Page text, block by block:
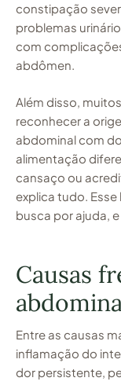
constipação
problemas
com
abdômen.
Além disso,
reconhecer a
abdominal com
alimentação
cansaço ou
explica tudo.
busca por ajuda,
Causas
Entre as causas
inflamação do
dor persistente,